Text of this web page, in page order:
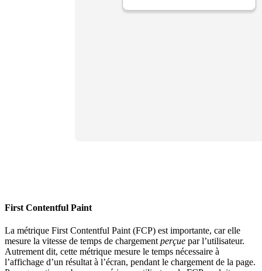
First Contentful Paint
La métrique First Contentful Paint (FCP) est importante, car elle
mesure la vitesse de temps de chargementperçue par l’utilisateur.
Autrement dit, cette métrique mesure le temps nécessaire à
l’affichage d’un résultat à l’écran, pendant le chargement de la page.